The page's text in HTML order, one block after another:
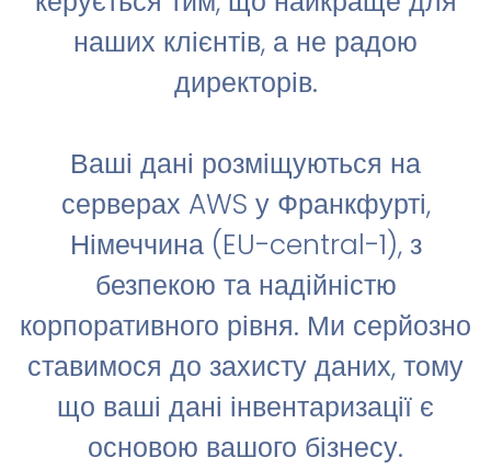
наших клієнтів, а не радою
директорів.
Ваші дані розміщуються на
серверах AWS у Франкфурті,
Німеччина (EU-central-1), з
безпекою та надійністю
корпоративного рівня. Ми серйозно
ставимося до захисту даних, тому
що ваші дані інвентаризації є
основою вашого бізнесу.